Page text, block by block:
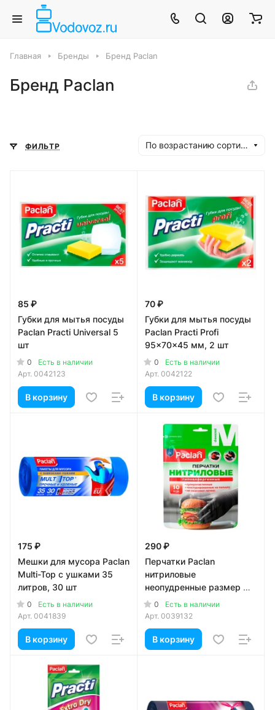
Главная Бренды Бренд Paclan
Бренд Paclan
ФИЛЬТР По возрастанию сортировки
85 ₽
Губки для мытья посуды
Paclan Practi Universal 5
шт
0
Есть в наличии
Арт. 0042123
В корзину
70 ₽
Губки для мытья посуды
Paclan Practi Profi
95x70x45 мм, 2 шт
0
Есть в наличии
Арт. 0042122
В корзину
175 ₽
Мешки для мусора Paclan
Multi-Top с ушками 35
литров, 30 шт
0
Есть в наличии
Арт. 0041839
В корзину
290 ₽
Перчатки Paclan
нитриловые
неопудренные размер М
10 шт
0
Есть в наличии
Арт. 0039132
В корзину